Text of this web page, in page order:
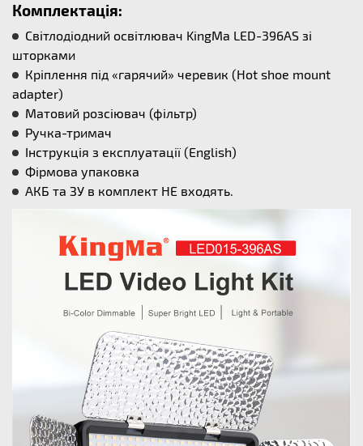
Комплектація:
Світлодіодний освітлювач KingMa LED-396AS зі
шторками
Кріплення під «гарячий» черевик (Hot shoe mount
adapter)
Матовий розсіювач (фільтр)
Ручка-тримач
Інструкція з експлуатації (English)
Фірмова упаковка
АКБ та ЗУ в комплект НЕ входять.